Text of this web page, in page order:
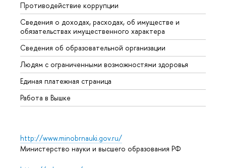
Противодействие коррупции
Сведения о доходах, расходах, об имуществе и
обязательствах имущественного характера
Сведения об образовательной организации
Людям с ограниченными возможностями здоровья
Единая платежная страница
Работа в Вышке
http://www.minobrnauki.gov.ru/
Министерство науки и высшего образования РФ